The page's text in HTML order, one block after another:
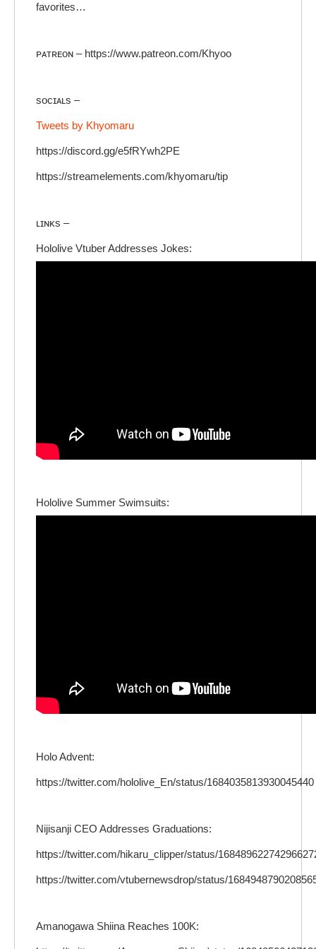
favorites…
ᴘᴀᴛʀᴇᴏɴ – https://www.patreon.com/Khyoo
sᴏᴄɪᴀʟs –
Tweets by Khyomaru
https://discord.gg/e5fRYwh2PE
https://streamelements.com/khyomaru/tip
ʟɪɴᴋs –
Hololive Vtuber Addresses Jokes:
Hololive Summer Swimsuits:
Holo Advent:
https://twitter.com/hololive_En/status/1684035813930045440
Nijisanji CEO Addresses Graduations:
https://twitter.com/hikaru_clipper/status/
https://twitter.com/vtubernewsdrop/status/
Amanogawa Shiina Reaches 100K: